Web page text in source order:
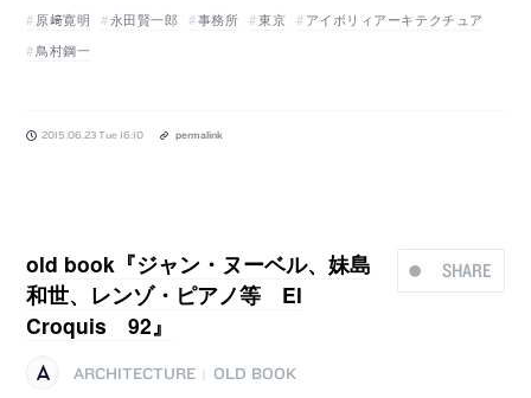
原﨑寛明 永田賢一郎 事務所 東京
アイボリィアーキテクチュア
鳥村鋼一
2015.06.23 Tue 16:10 permalink
SHARE
old book『ジャン・ヌーベル、妹島
和世、レンゾ・ピアノ等 El
Croquis 92』
ARCHITECTURE OLD BOOK